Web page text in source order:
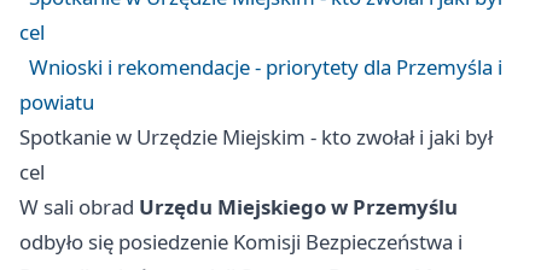
cel
Wnioski i rekomendacje - priorytety dla Przemyśla i
powiatu
Spotkanie w Urzędzie Miejskim - kto zwołał i jaki był
cel
W sali obrad Urzędu Miejskiego w Przemyślu
odbyło się posiedzenie Komisji Bezpieczeństwa i